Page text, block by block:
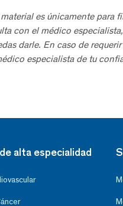
es únicamente para
con el médico
darle. En caso de
especialista de tu
alta especialidad